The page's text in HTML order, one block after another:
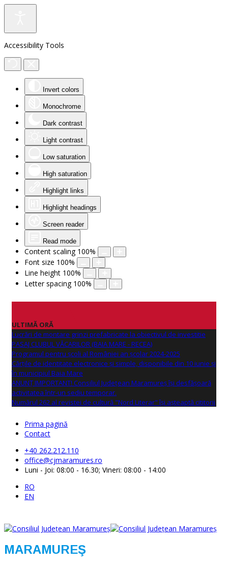
Accessibility Tools
Invert colors
Monochrome
Dark contrast
Light contrast
Low saturation
High saturation
Highlight links
Highlight headings
Screen reader
Read mode
Content scaling 100%
Font size 100%
Line height 100%
Letter spacing 100%
ULTIMĂ ORĂ
Lucrări de montare grinzi prefabricate la obiectivul de investitie
PASAJ CLUBUL VĂCARILOR (BAIA MARE - RECEA)
Programul pentru școli al României an școlar 2024-2025
Cărțile de identitate electronice și simple, disponibile din 10 iunie și
în municipiul Baia Mare
ANUNŢ IMPORTANT! Consiliul Județean Maramureș își desfășoară
activitatea într-un sediu temporar.
Numărul 262 al revistei de cultură "Nord Literar" își așteaptă cititorii
Prima pagină
Contact
+40 262.212.110
office@cjmaramures.ro
Luni - Joi: 08:00 - 16.30; Vineri: 08:00 - 14:00
RO
EN
MARAMUREŞ